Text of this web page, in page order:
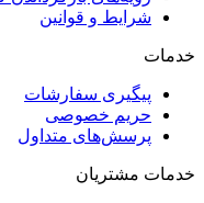
شرایط و قوانین
خدمات
پیگیری سفارشات
حریم خصوصی
پرسش‌های متداول
خدمات مشتریان